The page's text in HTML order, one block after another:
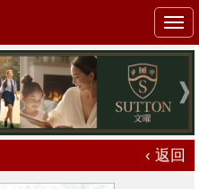
‹ 返回